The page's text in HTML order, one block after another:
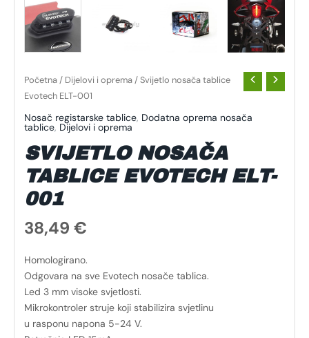
Početna/ Dijelovi i oprema/ Svijetlo nosača tablice
Evotech ELT-001
Nosač registarske tablice, Dodatna oprema nosača
tablice, Dijelovi i oprema
SVIJETLO NOSAČA
TABLICE EVOTECH ELT-
001
38,49 €
Homologirano.
Odgovara na sve Evotech nosače tablica.
Led 3 mm visoke svjetlosti.
Mikrokontroler struje koji stabilizira svjetlinu
u rasponu napona 5-24 V.